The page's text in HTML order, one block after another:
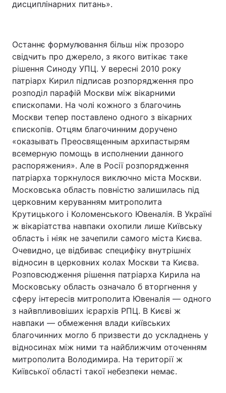
дисциплінарних питань».
Останнє формулювання більш ніж прозоро
свідчить про джерело, з якого витікає таке
рішення Синоду УПЦ. У вересні 2010 року
патріарх Кирил підписав розпорядження про
розподіл парафій Москви між вікарними
єпископами. На чолі кожного з благочинь
Москви тепер поставлено одного з вікарних
єпископів. Отцям благочинним доручено
«оказывать Преосвященным архипастырям
всемерную помощь в исполнении данного
распоряжения». Але в Росії розпорядження
патріарха торкнулося виключно міста Москви.
Московська область повністю залишилась під
церковним керуванням митрополита
Крутицького і Коломенського Ювеналія. В Україні
ж вікаріатства навпаки охопили лише Київську
область і ніяк не зачепили самого міста Києва.
Очевидно, це відбиває специфіку внутрішніх
відносин в церковних колах Москви та Києва.
Розповсюдження рішення патріарха Кирила на
Московську область означало б вторгнення у
сферу інтересів митрополита Ювеналія — одного
з найвпливовіших ієрархів РПЦ. В Києві ж
навпаки — обмеження влади київських
благочинних могло б призвести до ускладнень у
відносинах між ними та найближчим оточенням
митрополита Володимира. На території ж
Київської області такої небезпеки немає.